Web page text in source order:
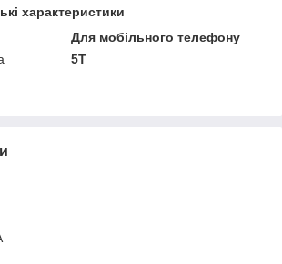
характеристики
Для мобільного телефону
5T